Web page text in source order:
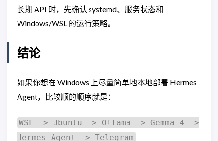
长期 API 时，先确认 systemd、服务状态和
Windows/WSL 的运行策略。
结论
如果你想在 Windows 上尽量简单地本地部署 Hermes
Agent，比较顺的顺序就是：
WSL -> Ubuntu -> Ollama -> Gemma 4 ->
Hermes Agent -> Telegram